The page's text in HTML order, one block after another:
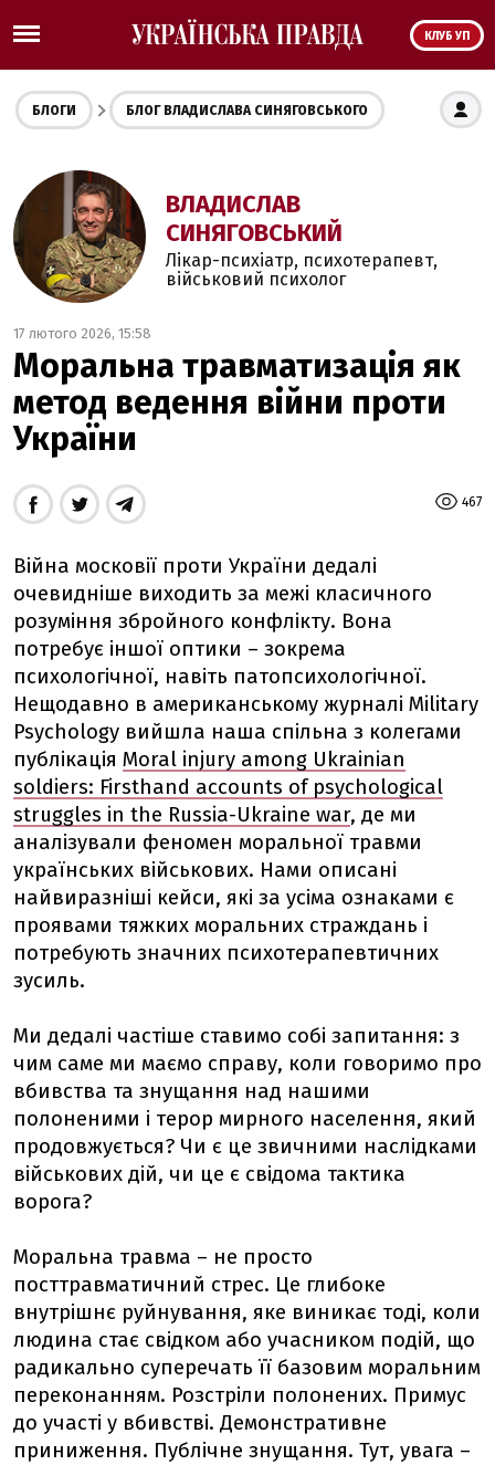
КЛУБ УП
БЛОГИ БЛОГ ВЛАДИСЛАВА СИНЯГОВСЬКОГО
ВЛАДИСЛАВ
СИНЯГОВСЬКИЙ
Лікар-психіатр, психотерапевт,
військовий психолог
17 лютого 2026, 15:58
Моральна травматизація як
метод ведення війни проти
України
467
Війна московії проти України дедалі
очевидніше виходить за межі класичного
розуміння збройного конфлікту. Вона
потребує іншої оптики – зокрема
психологічної, навіть патопсихологічної.
Нещодавно в американському журналі Military
Psychology вийшла наша спільна з колегами
публікація Moral injury among Ukrainian
soldiers: Firsthand accounts of psychological
struggles in the Russia-Ukraine war, де ми
аналізували феномен моральної травми
українських військових. Нами описані
найвиразніші кейси, які за усіма ознаками є
проявами тяжких моральних страждань і
потребують значних психотерапевтичних
зусиль.
Ми дедалі частіше ставимо собі запитання: з
чим саме ми маємо справу, коли говоримо про
вбивства та знущання над нашими
полоненими і терор мирного населення, який
продовжується? Чи є це звичними наслідками
військових дій, чи це є свідома тактика
ворога?
Моральна травма – не просто
посттравматичний стрес. Це глибоке
внутрішнє руйнування, яке виникає тоді, коли
людина стає свідком або учасником подій, що
радикально суперечать її базовим моральним
переконанням. Розстріли полонених. Примус
до участі у вбивстві. Демонстративне
приниження. Публічне знущання. Тут, увага –